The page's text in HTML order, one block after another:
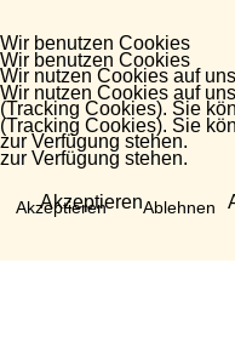
Wir benutzen Cookies
Wir nutzen Cookies auf
(Tracking Cookies). Sie
zur Verfügung stehen.
Akzeptieren Ablehnen
Wir benutzen Cookies
Wir nutzen Cookies auf
(Tracking Cookies). Sie
zur Verfügung stehen.
Akzeptieren